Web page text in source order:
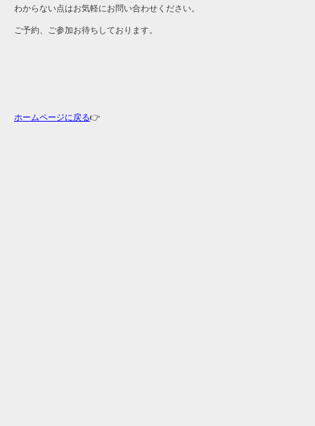
わからない点はお気軽にお問い合わせください。
ご予約、ご参加お待ちしております。
ホームページに戻る👉